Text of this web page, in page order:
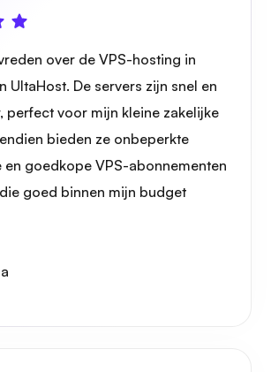
over de VPS-hosting in
UltaHost. De servers zijn snel en
perfect voor mijn kleine zakelijke
bieden ze onbeperkte
goedkope VPS-abonnementen
goed binnen mijn budget